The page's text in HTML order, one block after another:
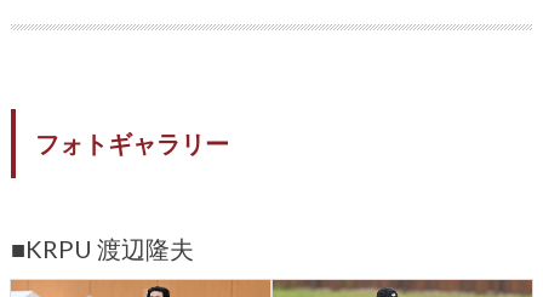
フォトギャラリー
■KRPU 渡辺隆夫